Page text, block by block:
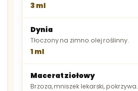
3 ml
Dynia
Tłoczony na zimno olej roślinny.
1 ml
Macerat ziołowy
Brzoza, mniszek lekarski, pokrzywa.